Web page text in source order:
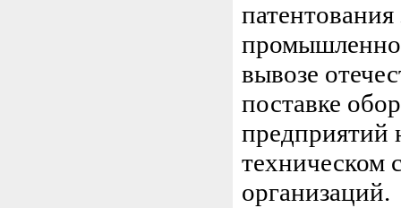
патентования
вывозе
поставке
предприятий
техническом
организаций.